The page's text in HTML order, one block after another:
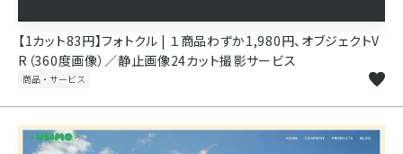
【1カット83円】フォトクル | １商品わずか1,980円、オブジェクトV
R（360度画像）／静止画像24カット撮影サービス
商品・サービス